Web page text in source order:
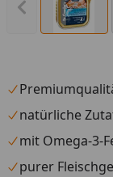
Vorheriges Bild
natürliche
mit Omega-3-
purer